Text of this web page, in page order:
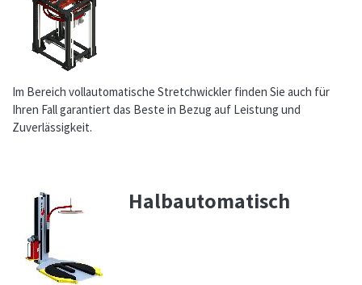
Im Bereich vollautomatische Stretchwickler finden Sie auch für
Ihren Fall garantiert das Beste in Bezug auf Leistung und
Zuverlässigkeit.
Halbautomatisch